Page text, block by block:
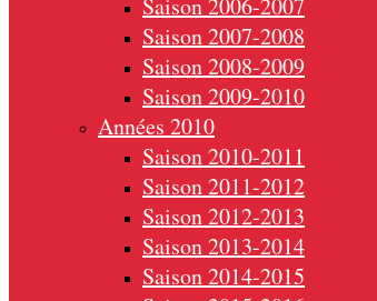
Saison 2006-2007
Saison 2007-2008
Saison 2008-2009
Saison 2009-2010
Années 2010
Saison 2010-2011
Saison 2011-2012
Saison 2012-2013
Saison 2013-2014
Saison 2014-2015